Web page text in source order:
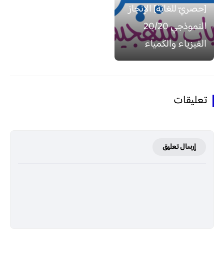
[حصريّ للغايَة] الإنجاز
النموذجي 20/20
الفيزياء والكمياء
تعليقات
إرسال تعليق